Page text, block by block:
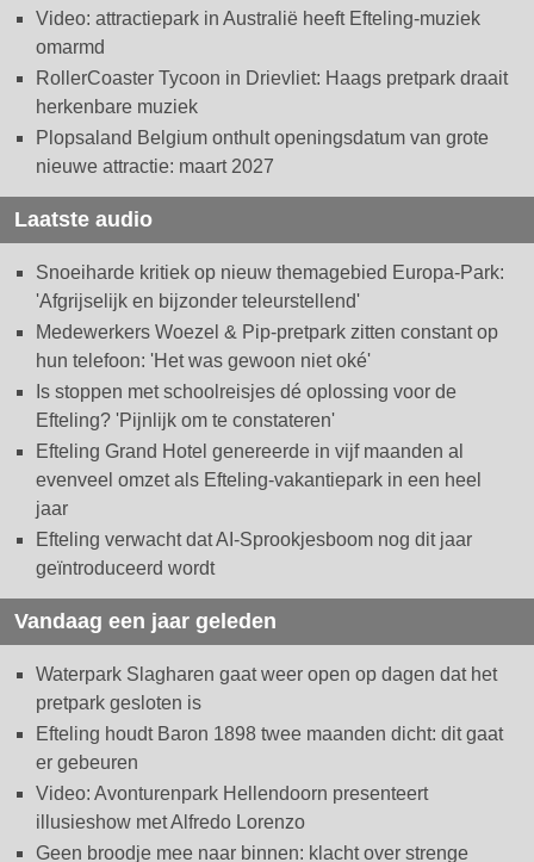
Video: attractiepark in Australië heeft Efteling-muziek
omarmd
RollerCoaster Tycoon in Drievliet: Haags pretpark draait
herkenbare muziek
Plopsaland Belgium onthult openingsdatum van grote
nieuwe attractie: maart 2027
Laatste audio
Snoeiharde kritiek op nieuw themagebied Europa-Park:
'Afgrijselijk en bijzonder teleurstellend'
Medewerkers Woezel & Pip-pretpark zitten constant op
hun telefoon: 'Het was gewoon niet oké'
Is stoppen met schoolreisjes dé oplossing voor de
Efteling? 'Pijnlijk om te constateren'
Efteling Grand Hotel genereerde in vijf maanden al
evenveel omzet als Efteling-vakantiepark in een heel
jaar
Efteling verwacht dat AI-Sprookjesboom nog dit jaar
geïntroduceerd wordt
Vandaag een jaar geleden
Waterpark Slagharen gaat weer open op dagen dat het
pretpark gesloten is
Efteling houdt Baron 1898 twee maanden dicht: dit gaat
er gebeuren
Video: Avonturenpark Hellendoorn presenteert
illusieshow met Alfredo Lorenzo
Geen broodje mee naar binnen: klacht over strenge